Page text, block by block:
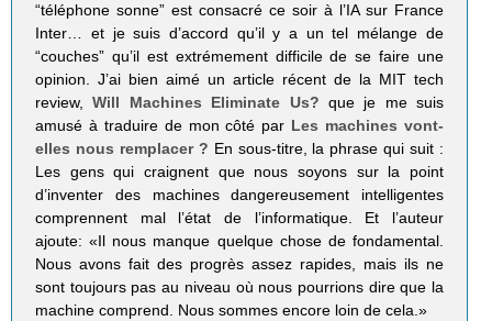
“téléphone sonne” est consacré ce soir à l’IA sur France
Inter… et je suis d’accord qu’il y a un tel mélange de
“couches” qu’il est extrémement difficile de se faire une
opinion. J’ai bien aimé un article récent de la MIT tech
review,Will Machines Eliminate Us? que je me suis
amusé à traduire de mon côté par Les machines vont-
elles nous remplacer ? En sous-titre, la phrase qui suit :
Les gens qui craignent que nous soyons sur la point
d’inventer des machines dangereusement intelligentes
comprennent mal l’état de l’informatique. Et l’auteur
ajoute: «Il nous manque quelque chose de fondamental.
Nous avons fait des progrès assez rapides, mais ils ne
sont toujours pas au niveau où nous pourrions dire que la
machine comprend. Nous sommes encore loin de cela.»